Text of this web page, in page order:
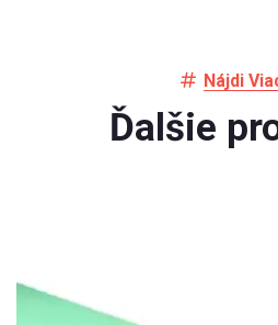
Nájdi
Ďalšie